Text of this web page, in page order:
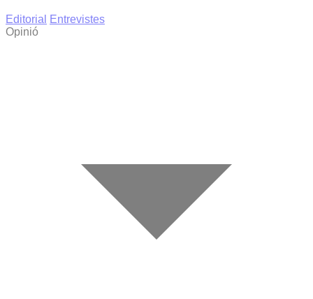
Editorial
Entrevistes
Opinió